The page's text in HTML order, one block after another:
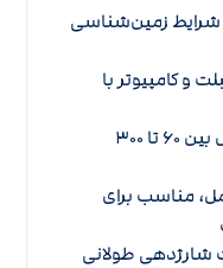
به شرایط زمین‌شناسی
و کامپیوتر با
: قابلیت تنظیم فرکانس بین ۶۰ تا ۳۰۰
مناسب برای
شارژدهی طولانی